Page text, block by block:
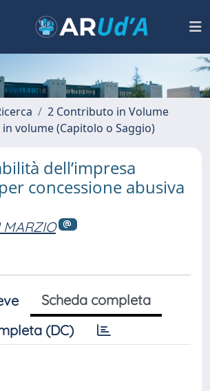
2 Contributo in Volume
volume (Capitolo o Saggio)
dell’impresa
concessione abusiva
MARZIO
Scheda completa
(DC)